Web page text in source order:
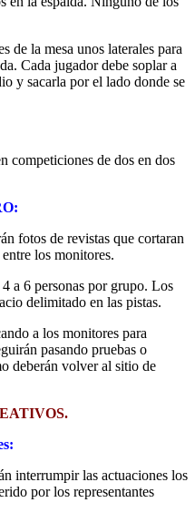
de la mesa unos laterales para
Cada jugador debe soplar a
y sacarla por el lado donde se
competiciones de dos en dos
fotos de revistas que cortaran
los monitores.
a 6 personas por grupo. Los
delimitado en las pistas.
a los monitores para
pasando pruebas o
deberán volver al sitio de
interrumpir las actuaciones los
por los representantes